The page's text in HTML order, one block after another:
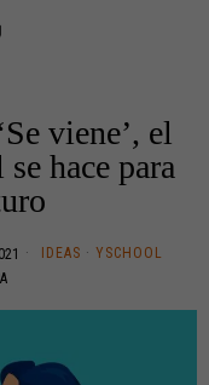
viene’, el
hace para
IDEAS · YSCHOOL